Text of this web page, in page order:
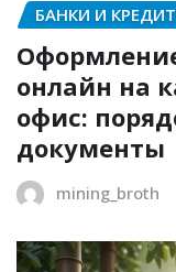
БАНКИ И
онлайн на
офис:
документы
mining_broth